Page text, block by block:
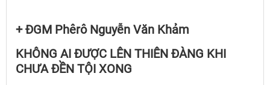
+ ĐGM Phêrô Nguyễn Văn Khảm
KHÔNG AI ĐƯỢC LÊN THIÊN ĐÀNG KHI
CHƯA ĐỀN TỘI XONG